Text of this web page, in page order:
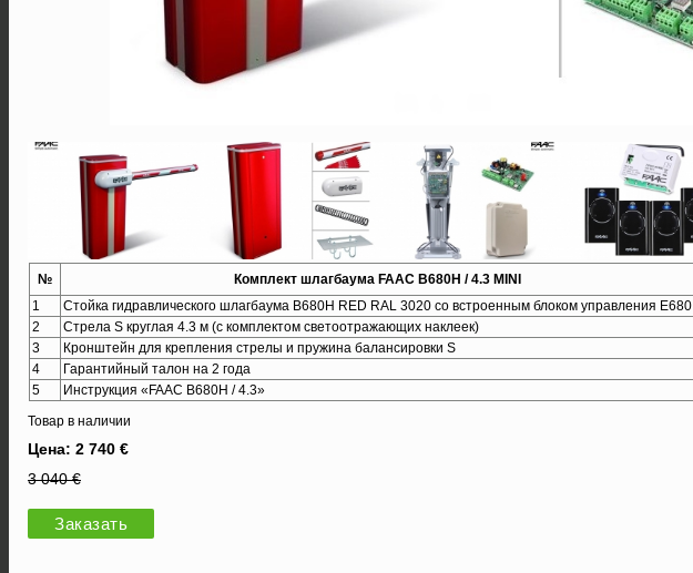
№ Комплект шлагбаума FAAC B680H / 4.3 MINI
1
Стойка гидравлического шлагбаума B680H RED RAL 3020 со встроенным блоком управления E680
2
Стрела S круглая 4.3 м (с комплектом светоотражающих наклеек)
3
Кронштейн для крепления стрелы и пружина балансировки S
4
Гарантийный талон на 2 года
5
Инструкция «FAAC B680H / 4.3»
Товар в наличии
Цена: 2 740 €
3 040 €
Заказать